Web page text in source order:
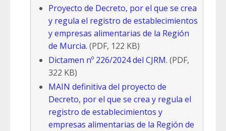
Proyecto de Decreto, por el que se crea
y regula el registro de establecimientos
y empresas alimentarias de la Región
de Murcia. (PDF, 122 KB)
Dictamen nº 226/2024 del CJRM. (PDF,
322 KB)
MAIN definitiva del proyecto de
Decreto, por el que se crea y regula el
registro de establecimientos y
empresas alimentarias de la Región de